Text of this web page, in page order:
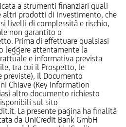
a strumenti finanziari quali
altri prodotti di investimento, che
livelli di complessità e rischio,
non garantito o
Prima di effettuare qualsiasi
leggere attentamente la
e informativa prevista
tra cui il Prospetto, le
previste), il Documento
Chiave (Key Information
altro documento richiesto
sul sito
La presente pagina ha finalità
da UniCredit Bank GmbH